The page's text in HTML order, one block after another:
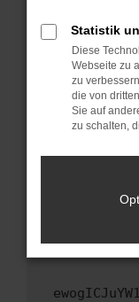
sind.
Veraltete
führen,
unterstützt
Wende
Wenn du
hast,
versuchen,
uns diesen
Statistik
Diese
Webseite zu
zu
die von
Sie auf
zu schalten,